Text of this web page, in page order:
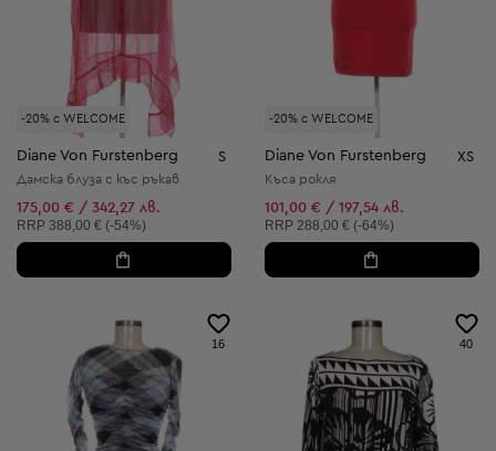
-20% с WELCOME
Diane Von Furstenberg S
Дамска блуза с къс ръкав
175,00 € / 342,27 лв.
Препоръчителна цена:
RRP 388,00 € (-54%)
-20% с WELCOME
Diane Von Furstenberg XS
Къса рокля
101,00 € / 197,54 лв.
Препоръчителна цена:
RRP 288,00 € (-64%)
16 40